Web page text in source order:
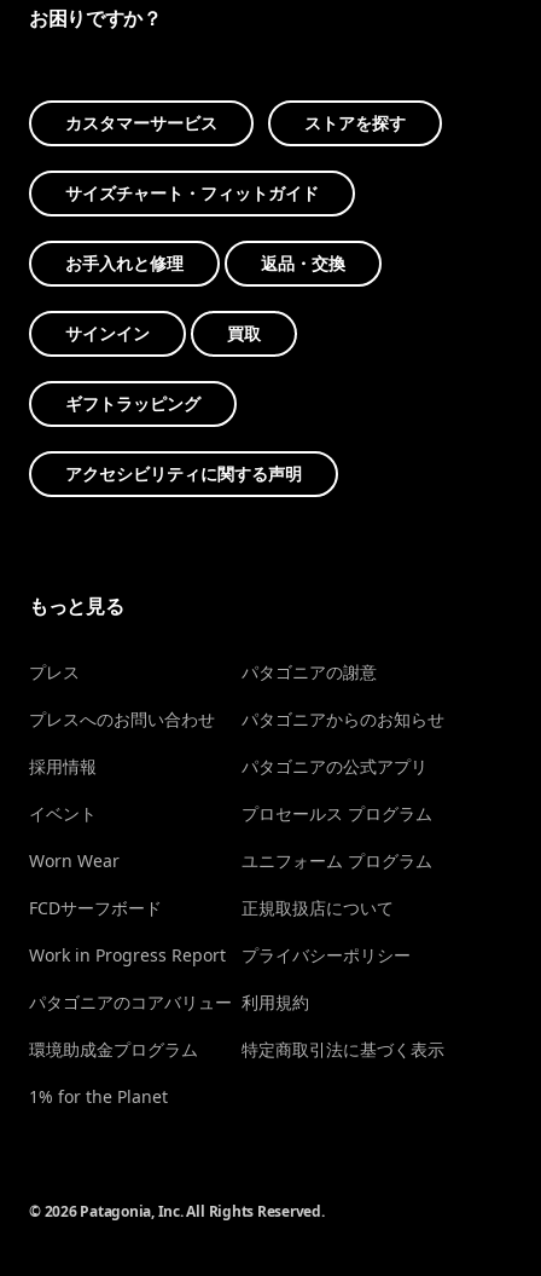
お困りですか？
カスタマーサービス ストアを探す
サイズチャート・フィットガイド
お手入れと修理 返品・交換
サインイン 買取
ギフトラッピング
アクセシビリティに関する声明
もっと見る
プレス
プレスへのお問い合わせ
採用情報
イベント
Worn Wear
FCDサーフボード
Work in Progress Report
パタゴニアのコアバリュー
環境助成金プログラム
1% for the Planet
パタゴニアの謝意
パタゴニアからのお知らせ
パタゴニアの公式アプリ
プロセールス プログラム
ユニフォーム プログラム
正規取扱店について
プライバシーポリシー
利用規約
特定商取引法に基づく表示
© 2026 Patagonia, Inc. All Rights Reserved.